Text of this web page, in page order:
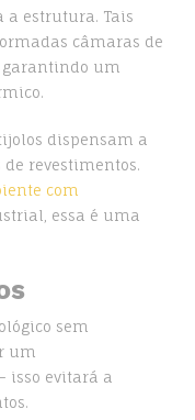
estrutura. Tais
câmaras de
um
dispensam a
revestimentos.
com
essa é uma
sem
um
evitará a